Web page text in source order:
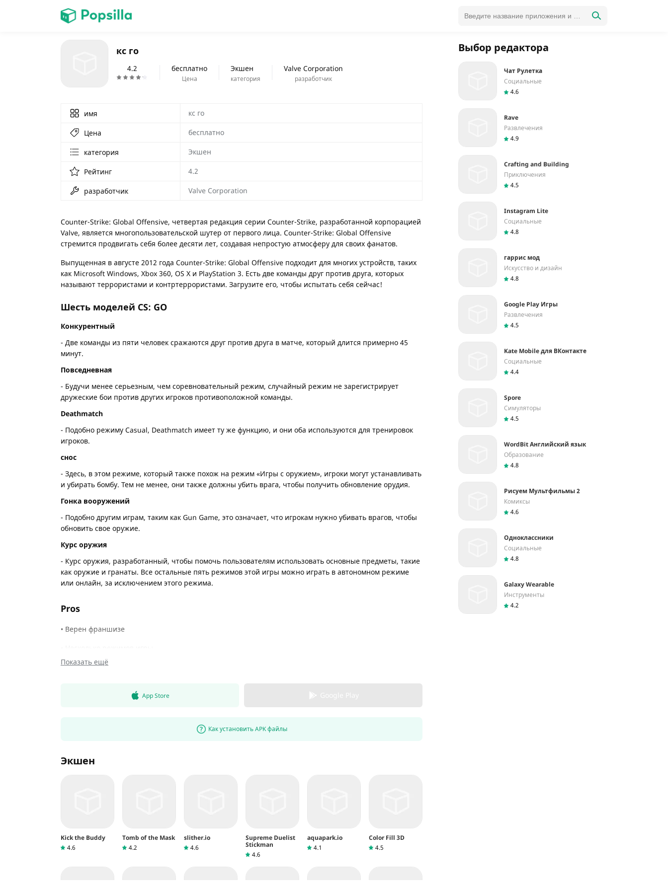
кс го
4.2 бесплатно
Цена
Экшен
категория
Valve Corporation
разработчик
имя кс го
Цена бесплатно
категория Экшен
Рейтинг 4.2
разработчик Valve Corporation
Counter-Strike: Global Offensive, четвертая редакция серии Counter-Strike, разработанной корпорацией
Valve, является многопользовательской шутер от первого лица. Counter-Strike: Global Offensive
стремится продвигать себя более десяти лет, создавая непростую атмосферу для своих фанатов.
Выпущенная в августе 2012 года Counter-Strike: Global Offensive подходит для многих устройств, таких
как Microsoft Windows, Xbox 360, OS X и PlayStation 3. Есть две команды друг против друга, которых
называют террористами и контртеррористами. Загрузите его, чтобы испытать себя сейчас!
Шесть моделей CS: GO
Конкурентный
- Две команды из пяти человек сражаются друг против друга в матче, который длится примерно 45
минут.
Повседневная
- Будучи менее серьезным, чем соревновательный режим, случайный режим не зарегистрирует
дружеские бои против других игроков противоположной команды.
Deathmatch
- Подобно режиму Casual, Deathmatch имеет ту же функцию, и они оба используются для тренировок
игроков.
снос
- Здесь, в этом режиме, который также похож на режим «Игры с оружием», игроки могут устанавливать
и убирать бомбу. Тем не менее, они также должны убить врага, чтобы получить обновление орудия.
Гонка вооружений
- Подобно другим играм, таким как Gun Game, это означает, что игрокам нужно убивать врагов, чтобы
обновить свое оружие.
Курс оружия
- Курс оружия, разработанный, чтобы помочь пользователям использовать основные предметы, такие
как оружие и гранаты. Все остальные пять режимов этой игры можно играть в автономном режиме
или онлайн, за исключением этого режима.
Pros
• Верен франшизе
• Последний пользовательский интерфейс
• Меньше опыта или учебных пособий для новых пользователей
Показать ещё
App Store
Как установить APK файлы
Экшен
Kick the Buddy
4.6
Tomb of the Mask
4.2
slither.io
4.6
Supreme Duelist
Stickman
4.6
aquapark.io
4.1
Color Fill 3D
4.5
Выбор редактора
Чат Рулетка
Социальные
4.6
Rave
Развлечения
4.9
Crafting and Building
Приключения
4.5
Instagram Lite
Социальные
4.8
гаррис мод
Искусство и дизайн
4.8
Google Play Игры
Развлечения
4.5
Kate Mobile для ВКонтакте
Социальные
4.4
Spore
Симуляторы
4.5
WordBit Английский язык
Образование
4.8
Рисуем Мультфильмы 2
Комиксы
4.6
Одноклассники
Социальные
4.8
Galaxy Wearable
Инструменты
4.2